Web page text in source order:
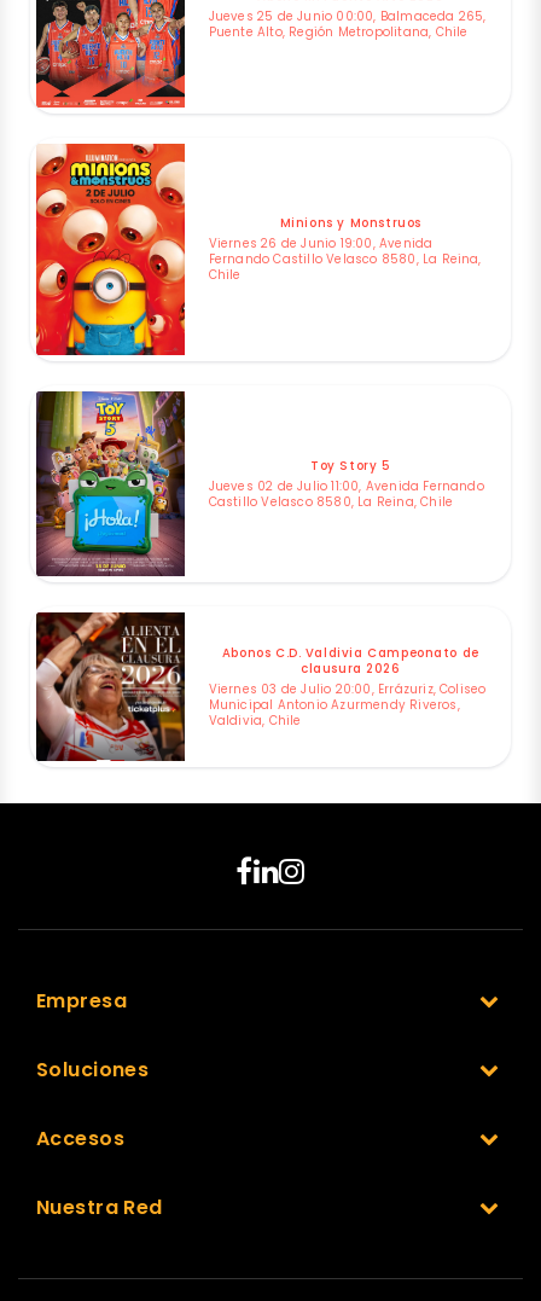
Jueves 25 de Junio 00:00, Balmaceda 265,
Puente Alto, Región Metropolitana, Chile
Minions y Monstruos
Viernes 26 de Junio 19:00, Avenida
Fernando Castillo Velasco 8580, La Reina,
Chile
Toy Story 5
Jueves 02 de Julio 11:00, Avenida Fernando
Castillo Velasco 8580, La Reina, Chile
Abonos C.D. Valdivia Campeonato de
clausura 2026
Viernes 03 de Julio 20:00, Errázuriz, Coliseo
Municipal Antonio Azurmendy Riveros,
Valdivia, Chile
Empresa
Soluciones
Accesos
Nuestra Red